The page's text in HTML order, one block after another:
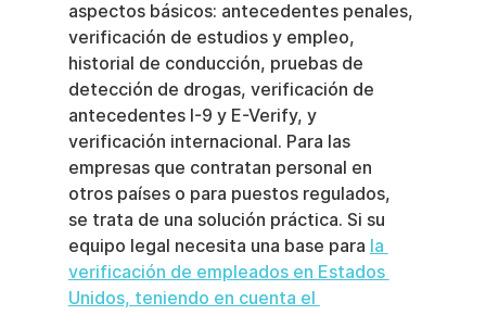
aspectos básicos: antecedentes penales,
verificación de estudios y empleo,
historial de conducción, pruebas de
detección de drogas, verificación de
antecedentes I-9 y E-Verify, y
verificación internacional. Para las
empresas que contratan personal en
otros países o para puestos regulados,
se trata de una solución práctica. Si su
equipo legal necesita una base para la
verificación de empleados en Estados
Unidos, teniendo en cuenta el